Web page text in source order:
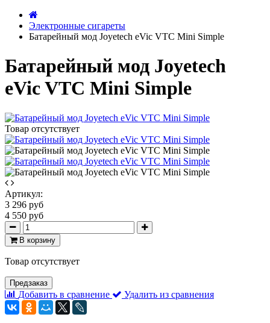
Электронные сигареты
Батарейный мод Joyetech eVic VTC Mini Simple
Батарейный мод Joyetech
eVic VTC Mini Simple
Товар отсутствует
Артикул:
3 296 руб
4 550 руб
В корзину
Товар отсутствует
Предзаказ
Добавить в сравнение Удалить из сравнения